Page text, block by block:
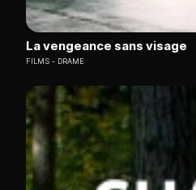
La vengeance sans visage
FILMS DRAME